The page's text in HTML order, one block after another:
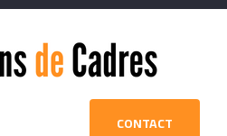
CONTACT